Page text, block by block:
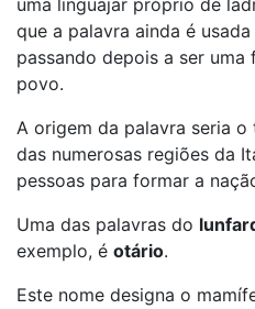
uma linguajar próprio de
que a palavra ainda é
passando depois a ser
povo.
A origem da palavra seria o
das numerosas regiões da
pessoas para formar a
Uma das palavras do
exemplo, é otário.
Este nome designa o